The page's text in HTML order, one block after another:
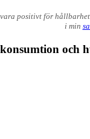
positivt för
i min
och